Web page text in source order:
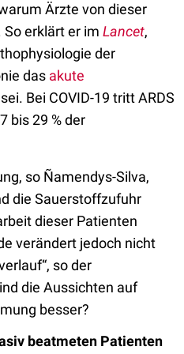
Ärzte von dieser
erklärt er im Lancet,
der
das akute
Bei COVID-19 tritt ARDS
bis 29 % der
so Ñamendys-Silva,
die Sauerstoffzufuhr
dieser Patienten
verändert jedoch nicht
so der
die Aussichten auf
besser?
beatmeten Patienten